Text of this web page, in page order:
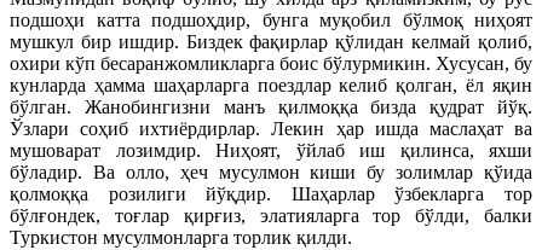
подшоҳи катта подшоҳдир, бунга муқобил бўлмоқ ниҳоят
мушкул бир ишдир. Биздек фақирлар қўлидан келмай қолиб,
охири кўп бесаранжомликларга боис бўлурмикин. Хусусан, бу
кунларда ҳамма шаҳарларга поездлар келиб қолган, ёл яқин
бўлган. Жанобингизни манъ қилмоққа бизда қудрат йўқ.
Ўзлари соҳиб ихтиёрдирлар. Лекин ҳар ишда маслаҳат ва
мушоварат лозимдир. Ниҳоят, ўйлаб иш қилинса, яхши
бўладир. Ва олло, ҳеч мусулмон киши бу золимлар қўида
қолмоққа розилиги йўқдир. Шаҳарлар ўзбекларга тор
бўлғондек, тоғлар қирғиз, элатияларга тор бўлди, балки
Туркистон мусулмонларга торлик қилди.